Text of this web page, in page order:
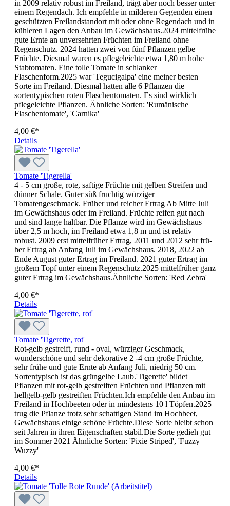
in 2009 relativ robust im Freiland, trägt aber noch besser unter
einem Regendach. Ich empfehle in milderen Gegenden einen
geschützten Freilandstandort mit oder ohne Regendach und in
kühleren Lagen den Anbau im Gewächshaus.2024 mittelfrühe
gute Ernte an unversehrten Früchten im Freiland ohne
Regenschutz. 2024 hatten zwei von fünf Pflanzen gelbe
Früchte. Diesmal waren es pflegeleichte etwa 1,80 m hohe
Stabtomaten. Eine tolle Tomate in schlanker
Flaschenform.2025 war 'Tegucigalpa' eine meiner besten
Sorte im Freiland. Diesmal hatten alle 6 Pflanzen die
sortentypischen roten Flaschentomaten. Es sind wirklich
pflegeleichte Pflanzen. Ähnliche Sorten: 'Rumänische
Flaschentomate', 'Carnika'
4,00 €*
Details
Tomate 'Tigerella'
4 - 5 cm große, rote, saftige Früch­te mit gelben Streifen und
dünner Schale. Guter süß fruchtig würzi­ger
Tomatengeschmack. Früher und reicher Ertrag Ab Mitte Juli
im Gewächshaus oder im Freiland. Früchte reifen gut nach
und sind lange haltbar. Die Pflanze wird im Gewächshaus
über 2,5 m hoch, im Freiland etwa 1,8 m und ist relativ
robust. 2009 erst mittelfrüher Er­trag, 2011 und 2012 sehr frü­
her Ertrag ab Anfang Juli im Gewächs­haus. 2018, 2022 ab
Ende August guter Ertrag im Freiland. 2021 guter Ertrag im
großem Topf unter einem Regenschutz.2025 mittelfrüher ganz
guter Ertrag im Gewächshaus.Ähnliche Sorten: 'Red Zebra'
4,00 €*
Details
Tomate 'Tigerette, rot'
Rot-gelb gestreift, rund - oval, würziger Geschmack,
wunderschöne und sehr dekorative 2 -4 cm große Früch­­­te,
sehr frühe und gute Ernte ab Anfang Juli, niedrig 50 cm.
Sortentypisch ist das grüngelbe Laub.'Tigerette' bildet
Pflanzen mit rot-gelb gestreiften Früchten und Pflan­zen mit
hellgelb-gelb ge­streif­ten Früchten.Ich empfehle den Anbau im
Freiland in Hochbeeten oder in mindestens 10 l Töpfen.2025
trug die Pflanze trotz sehr schattigen Stand im Hochbeet,
Gewächshaus einige schöne Früchte.Diese Sorte bleibt schon
seit Jahren in ihren Eigenschaften stabil.Die Sorte gedieh gut
im Sommer 2021 Ähnliche Sorten: 'Pixie Striped', 'Fuzzy
Wuzzy'
4,00 €*
Details